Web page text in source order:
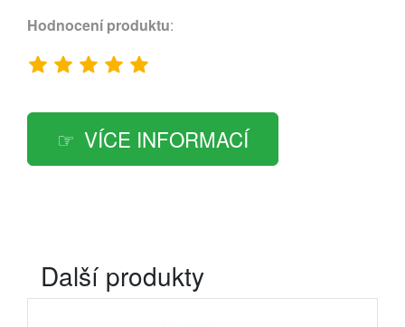
Hodnocení produktu:
VÍCE INFORMACÍ
Další produkty